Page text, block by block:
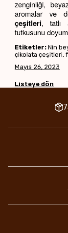
zenginliği,
aromalar ve
çeşitleri, tatlı
tutkusunu
Etiketler: Nin
çikolata çeşitleri,
Mayıs 26, 2023
Listeye dön